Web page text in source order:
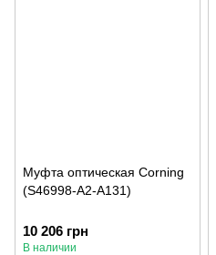
Муфта оптическая Corning
(S46998-A2-A131)
10 206 грн
В наличии